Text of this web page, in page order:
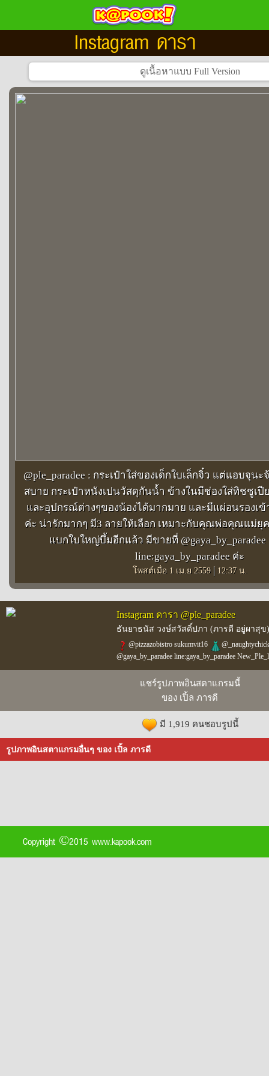
Instagram ดารา
@ple_paradee : กระเป๋าใส่ของเด็กใบเล็กจิ๋ว แต่แอบจุน
สบาย กระเป๋าหนังเปนวัสดุกันน้ำ ข้างในมีช่องใส่ทิชชูเปี
และอุปกรณ์ต่างๆของน้องได้มากมาย และมีแผ่อนรองเข้
ค่ะ น่ารักมากๆ มี3 ลายให้เลือก เหมาะกับคุณพ่อคุณแม่ยุ
แบกใบใหญ่บึ้มอีกแล้ว มีขายที่
line:gaya_by_paradee ค่ะ
โพสต์เมื่อ 1 เม.ย 2559 | 12:37 น.
Instagram ดารา @ple_paradee
ธันยาธนัส วงษ์สวัสดิ์ปภา (ภารดี อยู่ผาสุข)
@pizzazobistro sukumvit16
@gaya_by_paradee line:gaya_by_paradee
แชร์รูปภาพอินสตาแกรมนี้
ของ เปิ้ล ภารดี
มี 1,919 คนชอบรูปนี้
รูปภาพอินสตาแกรมอื่นๆ ของ เปิ้ล ภารดี
Copyright ©2015 www.kapook.com